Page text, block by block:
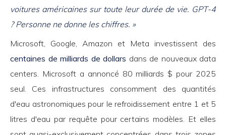
voitures américaines sur toute leur durée de vie. GPT-4
? Personne ne donne les chiffres. »
Microsoft, Google, Amazon et Meta investissent des
centaines de milliards de dollars dans de nouveaux data
centers. Microsoft a annoncé 80 milliards $ pour 2025
seul. Ces infrastructures consomment des quantités
d'eau astronomiques pour le refroidissement entre 1 et 5
litres d'eau par requête pour certains modèles. Et elles